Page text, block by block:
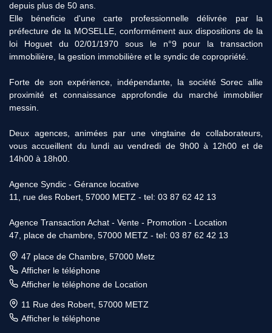
depuis plus de 50 ans.
Elle béneficie d'une carte professionnelle délivrée par la
préfecture de la MOSELLE, conformément aux dispositions de la
loi Hoguet du 02/01/1970 sous le n°9 pour la transaction
immobilière, la gestion immobilière et le syndic de copropriété.
Forte de son expérience, indépendante, la société Sorec allie
proximité et connaissance approfondie du marché immobilier
messin.
Deux agences, animées par une vingtaine de collaborateurs,
vous accueillent du lundi au vendredi de 9h00 à 12h00 et de
14h00 à 18h00.
Agence Syndic - Gérance locative
11, rue des Robert, 57000 METZ - tel: 03 87 62 42 13
Agence Transaction Achat - Vente - Promotion - Location
47, place de chambre, 57000 METZ - tel: 03 87 62 42 13
47 place de Chambre, 57000 Metz
Afficher le téléphone
Afficher le téléphone de Location
11 Rue des Robert, 57000 METZ
Afficher le téléphone